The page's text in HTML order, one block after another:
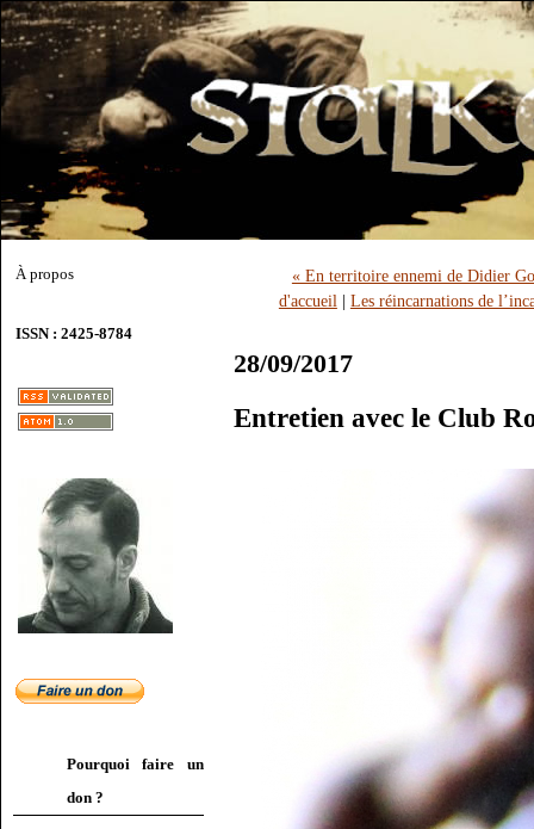
À propos
ISSN : 2425-8784
Pourquoi faire un
don ?
« En territoire ennemi de Didier
d'accueil | Les réincarnations de
28/09/2017
Entretien avec le Club